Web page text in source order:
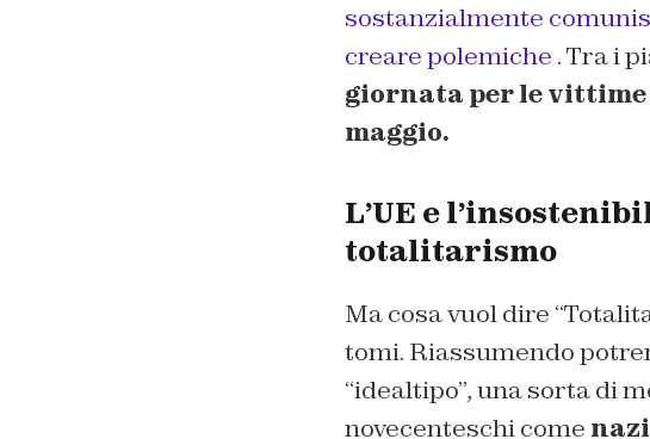
sostanzialmente
creare polemiche . Tra i
giornata per le vittime
maggio.
L’UE e
totalitarismo
Ma cosa vuol dire
tomi. Riassumendo
“idealtipo”, una sorta di
novecenteschi come